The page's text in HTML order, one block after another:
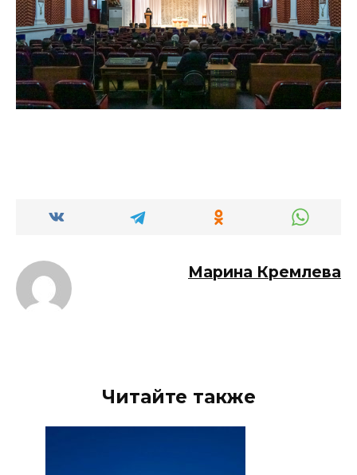
Марина Кремлева
Читайте также